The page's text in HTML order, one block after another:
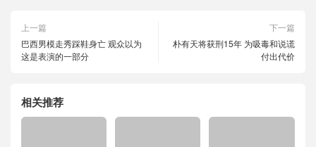
上一篇
巴西男模走秀踩鞋身亡 观众以为
这是表演的一部分
下一篇
朴有天将获刑15年 为吸毒和说谎
付出代价
相关推荐